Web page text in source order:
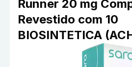
Runner 20 mg
Revestido com 10
BIOSINTETICA